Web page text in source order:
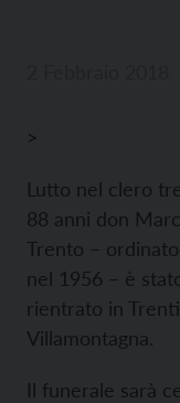
>
Lutto nel clero
88 anni don
Trento –
nel 1956 – è
rientrato in
Villamontagna.
Il funerale sarà